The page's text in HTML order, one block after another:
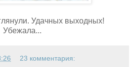
Удачных выходных!
Убежала...
23 комментария: